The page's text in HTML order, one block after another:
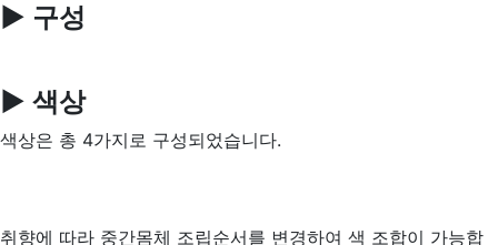
▶ 구성
▶ 색상
색상은 총 4가지로 구성되었습니다.
취향에 따라 중간몸체 조립순서를 변경하여 색 조합이 가능합